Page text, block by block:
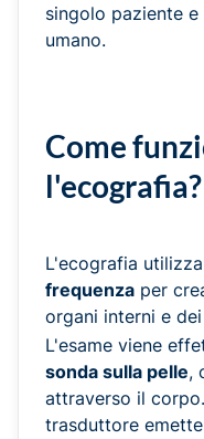
singolo paziente
umano.
Come
l'ecografia?
L'ecografia utilizza
frequenza per
organi interni e
L'esame viene
sonda sulla pelle,
attraverso il
trasduttore